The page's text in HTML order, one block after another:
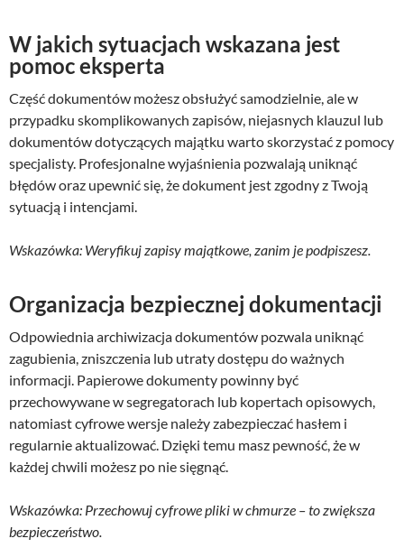
W jakich sytuacjach wskazana jest
pomoc eksperta
Część dokumentów możesz obsłużyć samodzielnie, ale w
przypadku skomplikowanych zapisów, niejasnych klauzul lub
dokumentów dotyczących majątku warto skorzystać z pomocy
specjalisty. Profesjonalne wyjaśnienia pozwalają uniknąć
błędów oraz upewnić się, że dokument jest zgodny z Twoją
sytuacją i intencjami.
Wskazówka: Weryfikuj zapisy majątkowe, zanim je podpiszesz.
Organizacja bezpiecznej dokumentacji
Odpowiednia archiwizacja dokumentów pozwala uniknąć
zagubienia, zniszczenia lub utraty dostępu do ważnych
informacji. Papierowe dokumenty powinny być
przechowywane w segregatorach lub kopertach opisowych,
natomiast cyfrowe wersje należy zabezpieczać hasłem i
regularnie aktualizować. Dzięki temu masz pewność, że w
każdej chwili możesz po nie sięgnąć.
Wskazówka: Przechowuj cyfrowe pliki w chmurze – to zwiększa
bezpieczeństwo.